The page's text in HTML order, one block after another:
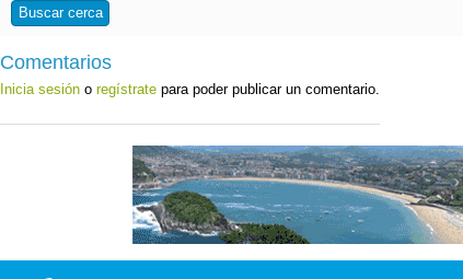
Buscar cerca
Comentarios
Inicia sesión o regístrate para poder publicar un comentario.